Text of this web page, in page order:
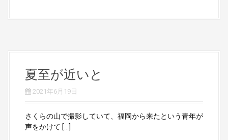
夏至が近いと
2021年6月19日
さくらの山で撮影していて、福岡から来たという青年が
声をかけて […]